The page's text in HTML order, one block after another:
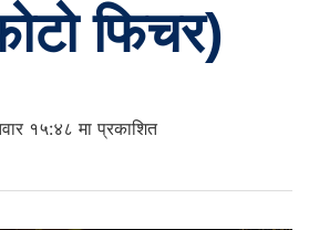
फिचर)
१५:४८ मा प्रकाशित